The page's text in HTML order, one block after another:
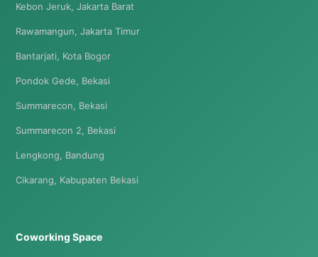
Kebon Jeruk, Jakarta Barat
Rawamangun, Jakarta Timur
Bantarjati, Kota Bogor
Pondok Gede, Bekasi
Summarecon, Bekasi
Summarecon 2, Bekasi
Lengkong, Bandung
Cikarang, Kabupaten Bekasi
Coworking Space